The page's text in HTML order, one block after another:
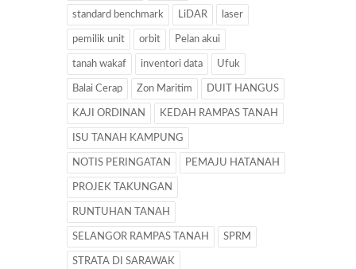
standard benchmark LiDAR laser
pemilik unit orbit Pelan akui
tanah wakaf inventori data Ufuk
Balai Cerap Zon Maritim DUIT HANGUS
KAJI ORDINAN KEDAH RAMPAS TANAH
ISU TANAH KAMPUNG
NOTIS PERINGATAN PEMAJU HATANAH
PROJEK TAKUNGAN
RUNTUHAN TANAH
SELANGOR RAMPAS TANAH SPRM
STRATA DI SARAWAK